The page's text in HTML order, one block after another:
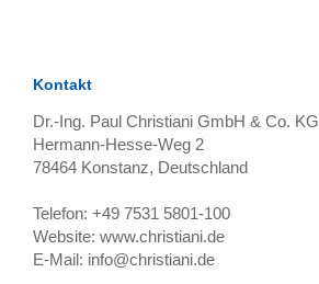
Kontakt
Dr.-Ing. Paul Christiani GmbH & Co. KG
Hermann-Hesse-Weg 2
78464 Konstanz, Deutschland
Telefon: +49 7531 5801-100
Website: www.christiani.de
E-Mail: info@christiani.de